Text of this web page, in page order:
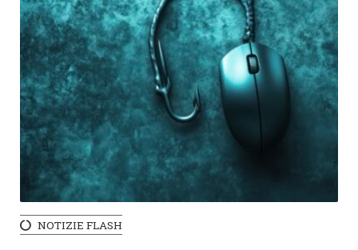
NOTIZIE FLASH